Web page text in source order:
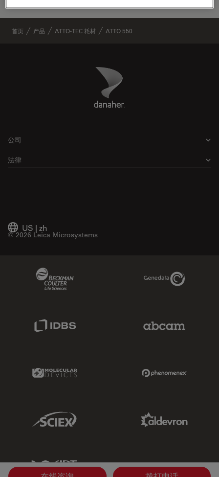
首页 产品 ATTO-TEC 耗材 ATTO 550
Danaher Logo
公司
法律
US | zh
© 2026 Leica Microsystems
Genedata Link
Molecular Devices Link
Sciex Link
IDT Link